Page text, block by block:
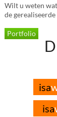
Wilt u weten
de
Portfolio
isa
isa